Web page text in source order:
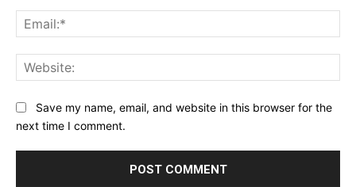
Save my name, email, and website in this browser for the
next time I comment.